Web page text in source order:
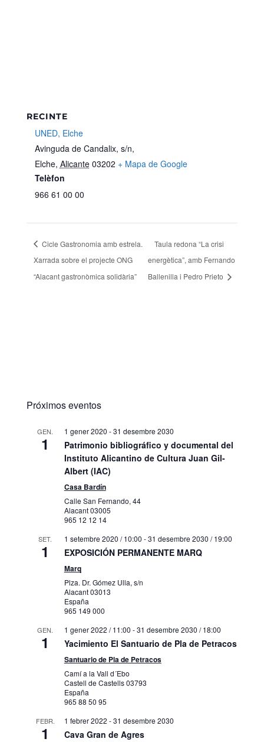
RECINTE
UNED, Elche
Avinguda de Candalix, s/n,
Elche, Alicante 03202 + Mapa de Google
Telèfon
966 61 00 00
Cicle Gastronomia amb estrela.
Xarrada sobre el projecte ONG
“Alacant gastronòmica solidària”
Taula redona “La crisi
energètica”, amb Fernando
Ballenilla i Pedro Prieto
Próximos eventos
GEN.
1
1 gener 2020 -31 desembre 2030
Patrimonio bibliográfico y documental del
Instituto Alicantino de Cultura Juan Gil-
Albert (IAC)
Casa Bardín
Calle San Fernando, 44
Alacant03005
965 12 12 14
SET.
1
1 setembre 2020 / 10:00 -31 desembre 2030 / 19:00
EXPOSICIÓN PERMANENTE MARQ
Marq
Plza. Dr. Gómez Ulla, s/n
Alacant03013
España
965 149 000
GEN.
1
1 gener 2022 / 11:00 -31 desembre 2030 / 18:00
Yacimiento El Santuario de Pla de Petracos
Santuario de Pla de Petracos
Camí a la Vall d´Ebo
Castell de Castells03793
España
965 88 50 95
FEBR.
1
1 febrer 2022 -31 desembre 2030
Cava Gran de Agres